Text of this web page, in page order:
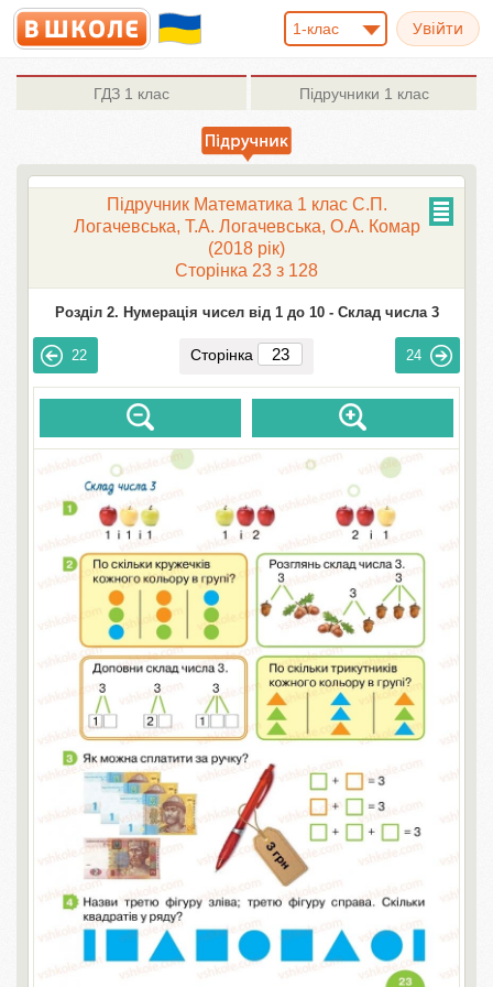
1-клас
ГДЗ 1 клас Підручники 1 клас
Підручник Математика 1 клас С.П.
Логачевська, Т.А. Логачевська, О.А. Комар
(2018 рік)
Сторінка 23 з 128
Розділ 2. Нумерація чисел від 1 до 10 - Склад числа 3
22 Сторінка 24